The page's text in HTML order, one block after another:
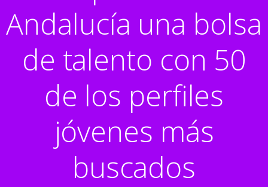
Andalucía una bolsa
de talento con 50
de los perfiles
jóvenes más
buscados